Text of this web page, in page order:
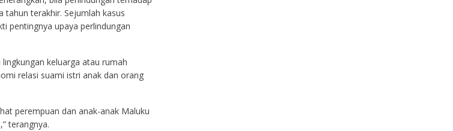
tahun terakhir. Sejumlah kasus
pentingnya upaya perlindungan
keluarga atau rumah
relasi suami istri anak dan orang
perempuan dan anak-anak Maluku
terangnya.